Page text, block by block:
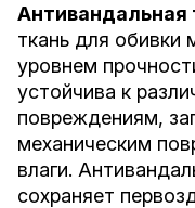
Антивандальная
ткань для
уровнем
устойчива к
повреждениям,
механическим
влаги.
сохраняет